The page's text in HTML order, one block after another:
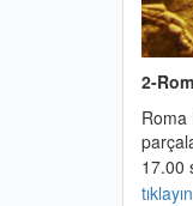
2-
Roma
17.00